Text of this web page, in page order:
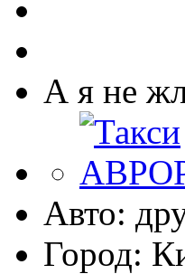
А я не
Авто:
Город: